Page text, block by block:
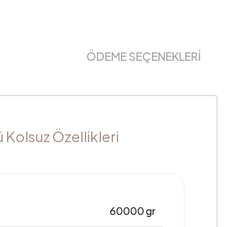
ÖDEME SEÇENEKLERİ
Kolsuz Özellikleri
60000 gr